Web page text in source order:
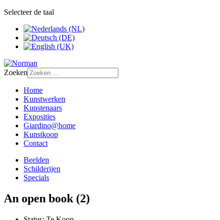
Selecteer de taal
Zoeken
Home
Kunstwerken
Kunstenaars
Exposities
Giardino@home
Kunstkoop
Contact
Beelden
Schilderijen
Specials
An open book (2)